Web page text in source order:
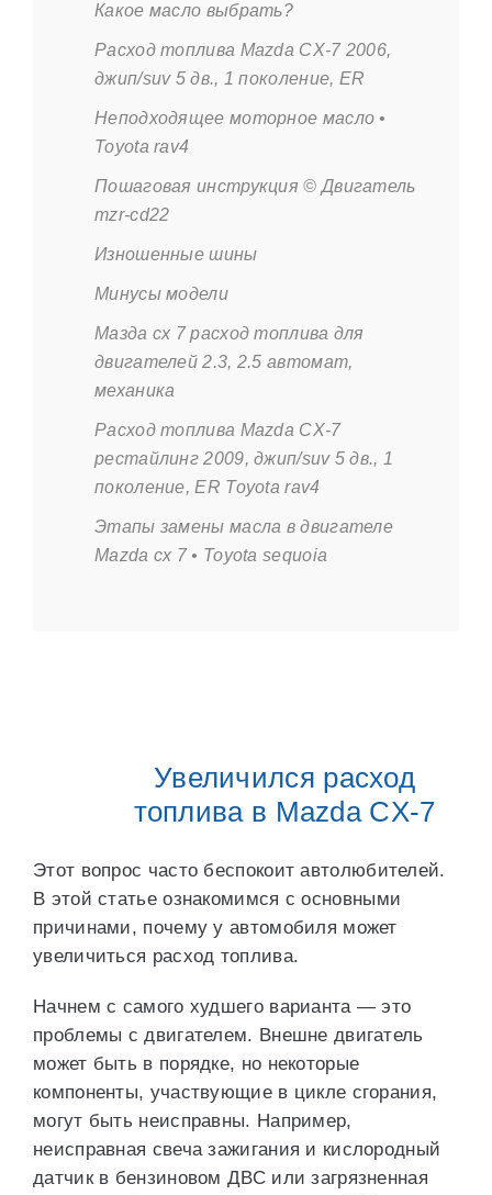
Какое масло выбрать?
Расход топлива Mazda CX-7 2006,
джип/suv 5 дв., 1 поколение, ER
Неподходящее моторное масло •
Toyota rav4
Пошаговая инструкция © Двигатель
mzr-cd22
Изношенные шины
Минусы модели
Мазда сх 7 расход топлива для
двигателей 2.3, 2.5 автомат,
механика
Расход топлива Mazda CX-7
рестайлинг 2009, джип/suv 5 дв., 1
поколение, ER Toyota rav4
Этапы замены масла в двигателе
Mazda cx 7 • Toyota sequoia
Увеличился расход
топлива в Mazda CX-7
Этот вопрос часто беспокоит автолюбителей.
В этой статье ознакомимся с основными
причинами, почему у автомобиля может
увеличиться расход топлива.
Начнем с самого худшего варианта — это
проблемы с двигателем. Внешне двигатель
может быть в порядке, но некоторые
компоненты, участвующие в цикле сгорания,
могут быть неисправны. Например,
неисправная свеча зажигания и кислородный
датчик в бензиновом ДВС или загрязненная